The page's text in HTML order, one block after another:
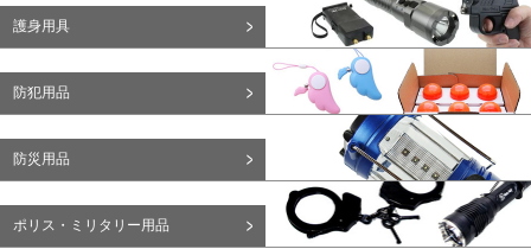
護身用具
防犯用品
防災用品
ポリス・ミリタリー用品